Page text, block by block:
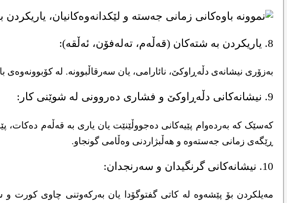
8. یاریکردن بە شتەکان (قەڵەم، تەلەفۆن، ئەڵقە):
بەزۆری نیشانەی دڵەڕاوکێ، نائارامی، یان سەرقاڵبوونە. لە کۆبوونەوەی
9. نیشانەکانی دڵەڕاوکێ و فشاری دەروونی لە شوێنی کار:
کەسێک کە بەردەوام پێیەکانی دەجووڵێنێت یان یاری بە قەڵەم دەکات،
ڕێگەی زمانی جەستەوه و هەڵبژاردنی وەڵامی گونجاو.
10. نیشانەکانی گرنگیدان و سەرنجدان:
مەیلکردن بۆ پێشەوە لە کاتی گفتوگۆدا یان بەرکەوتنی چاوی کورت و